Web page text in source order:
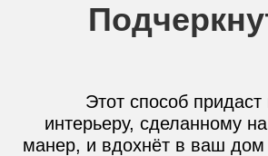
Этот способ
интерьеру, сделанному
манер, и вдохнёт в ваш дом